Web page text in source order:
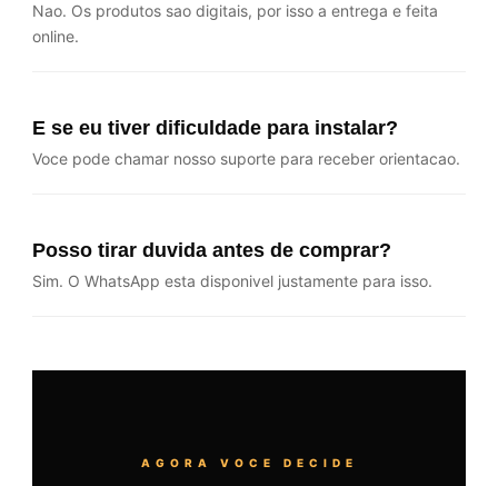
Nao. Os produtos sao digitais, por isso a entrega e feita
online.
E se eu tiver dificuldade para instalar?
Voce pode chamar nosso suporte para receber orientacao.
Posso tirar duvida antes de comprar?
Sim. O WhatsApp esta disponivel justamente para isso.
AGORA VOCE DECIDE